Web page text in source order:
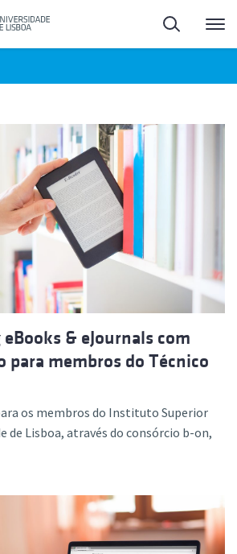
Pesquisa
& eJournals com
para membros do Técnico
os membros do Instituto Superior
de Lisboa, através do consórcio b-on,